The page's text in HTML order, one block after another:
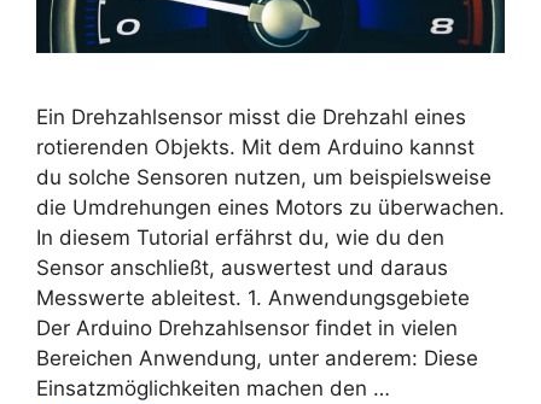
Ein Drehzahlsensor misst die Drehzahl eines
rotierenden Objekts. Mit dem Arduino kannst
du solche Sensoren nutzen, um beispielsweise
die Umdrehungen eines Motors zu überwachen.
In diesem Tutorial erfährst du, wie du den
Sensor anschließt, auswertest und daraus
Messwerte ableitest. 1. Anwendungsgebiete
Der Arduino Drehzahlsensor findet in vielen
Bereichen Anwendung, unter anderem: Diese
Einsatzmöglichkeiten machen den …